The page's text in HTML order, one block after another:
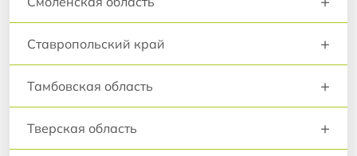
Ставропольский край +
Тамбовская область +
Тверская область +